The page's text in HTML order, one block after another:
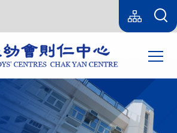
Language
switcher
sitemap(tc)